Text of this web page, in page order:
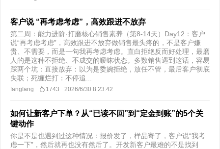
客户说 “再考虑考虑”，高效跟进不放弃
第二周：能力进阶·打磨核心销售素养（第8-14天）Day12：客户
说“再考虑考虑”，高效跟进不放弃做销售最头疼的，不是客户嫌
贵、不需要，而是一句我再考虑考虑。直白拒绝反而好处理，最磨
人的是这种不拒绝、不成交的暧昧状态。多数销售遇到这话，容易
踩两个坑：直接放弃：以为是委婉拒绝，放任不管，最后客户彻底
失联；死缠烂打：不停追...
fangfang 1743 2026/6/30 8:23:42
如何让新客户下单？从“已读不回”到“定金到账”的5个关
键动作
你是不是也遇到过这种情况：报价发了，样品寄了，客户说“我考
虑一下”，然后就再也没有然后了。开发新客户最难的不是找到